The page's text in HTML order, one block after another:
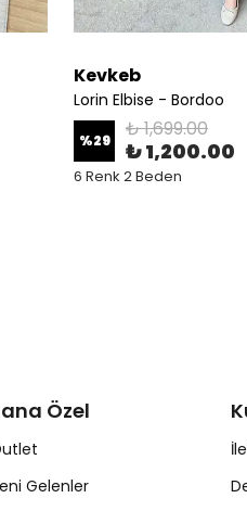
Kevkeb
Lorin Elbise - Bordoo
%29 ₺ 1,699.00
₺ 1,200.00
6 Renk 2 Beden
Özel
Gelenler